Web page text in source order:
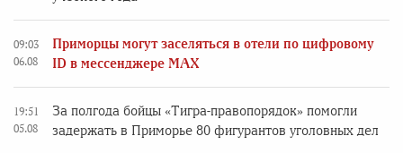
09:03
06.08
Приморцы могут заселяться в отели по цифровому
ID в мессенджере MAX
19:51
05.08
За полгода бойцы «Тигра-правопорядок» помогли
задержать в Приморье 80 фигурантов уголовных дел